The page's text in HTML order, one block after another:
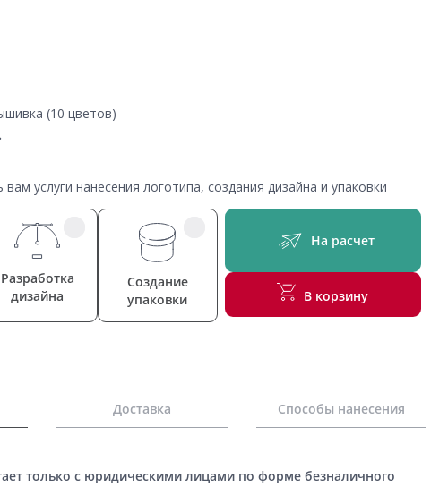
(10 цветов)
услуги нанесения логотипа, создания дизайна и упаковки
Разработка
дизайна
Создание
упаковки
На расчет
В корзину
Доставка Способы нанесения
только с юридическими лицами по форме безналичного